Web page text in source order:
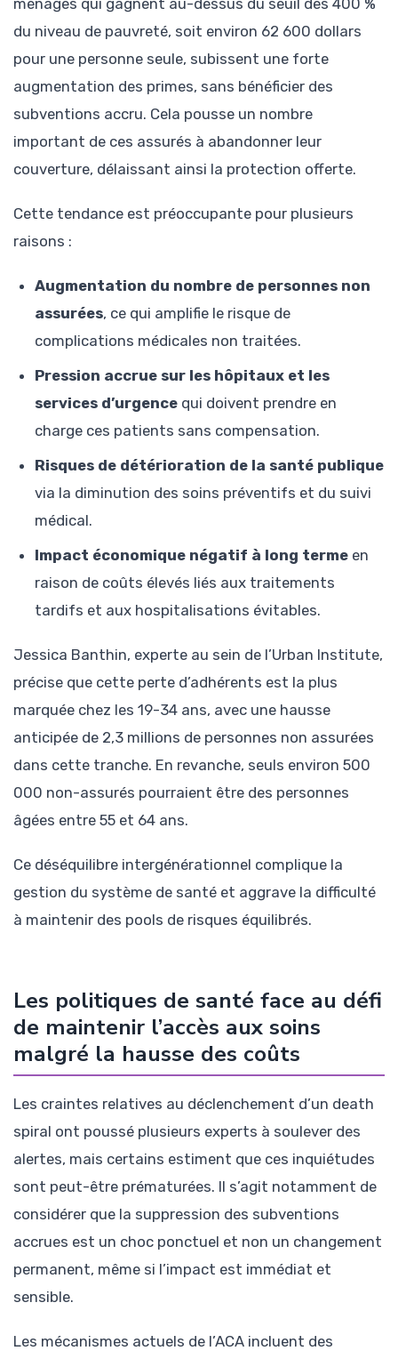
du niveau de pauvreté, soit environ 62 600 dollars
pour une personne seule, subissent une forte
augmentation des primes, sans bénéficier des
subventions accru. Cela pousse un nombre
important de ces assurés à abandonner leur
couverture, délaissant ainsi la protection offerte.
Cette tendance est préoccupante pour plusieurs
raisons :
Augmentation du nombre de personnes non
assurées, ce qui amplifie le risque de
complications médicales non traitées.
Pression accrue sur les hôpitaux et les
services d’urgence qui doivent prendre en
charge ces patients sans compensation.
Risques de détérioration de la santé publique
via la diminution des soins préventifs et du suivi
médical.
Impact économique négatif à long terme en
raison de coûts élevés liés aux traitements
tardifs et aux hospitalisations évitables.
Jessica Banthin, experte au sein de l’Urban Institute,
précise que cette perte d’adhérents est la plus
marquée chez les 19-34 ans, avec une hausse
anticipée de 2,3 millions de personnes non assurées
dans cette tranche. En revanche, seuls environ 500
000 non-assurés pourraient être des personnes
âgées entre 55 et 64 ans.
Ce déséquilibre intergénérationnel complique la
gestion du système de santé et aggrave la difficulté
à maintenir des pools de risques équilibrés.
Les politiques de santé face au défi
de maintenir l’accès aux soins
malgré la hausse des coûts
Les craintes relatives au déclenchement d’un death
spiral ont poussé plusieurs experts à soulever des
alertes, mais certains estiment que ces inquiétudes
sont peut-être prématurées. Il s’agit notamment de
considérer que la suppression des subventions
accrues est un choc ponctuel et non un changement
permanent, même si l’impact est immédiat et
sensible.
Les mécanismes actuels de l’ACA incluent des